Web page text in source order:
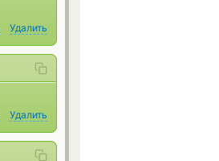
Удалить
Удалить